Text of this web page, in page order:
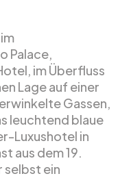
Palace,
im Überfluss
Lage auf einer
Gassen,
leuchtend blaue
Luxushotel in
aus dem 19.
selbst ein